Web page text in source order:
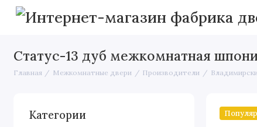
Статус-13 дуб межкомнатная
Главная Межкомнатные двери Производители
Категории